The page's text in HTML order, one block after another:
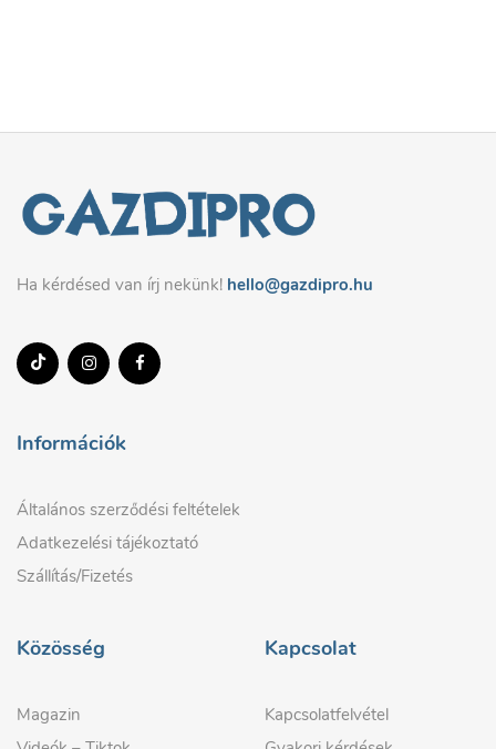
Ha kérdésed van írj nekünk! hello@gazdipro.hu
Információk
Általános szerződési feltételek
Adatkezelési tájékoztató
Szállítás/Fizetés
Közösség
Magazin
Kapcsolat
Kapcsolatfelvétel